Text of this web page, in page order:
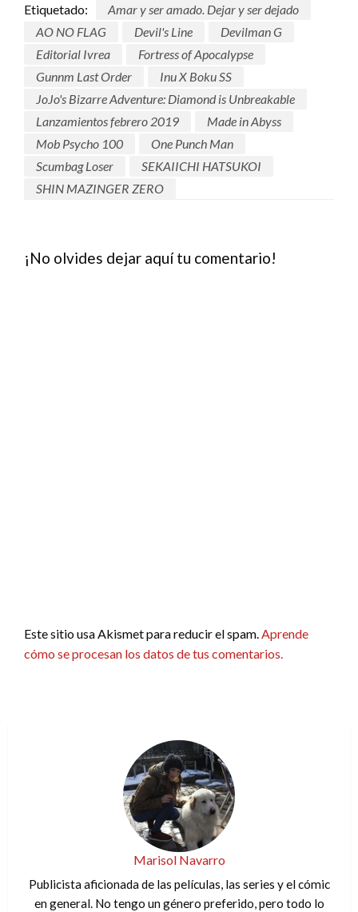
Etiquetado:
Amar y ser amado. Dejar y ser dejado
AO NO FLAG
Devil's Line
Devilman G
Editorial Ivrea
Fortress of Apocalypse
Gunnm Last Order
Inu X Boku SS
JoJo's Bizarre Adventure: Diamond is Unbreakable
Lanzamientos febrero 2019
Made in Abyss
Mob Psycho 100
One Punch Man
Scumbag Loser
SEKAIICHI HATSUKOI
SHIN MAZINGER ZERO
¡No olvides dejar aquí tu comentario!
Este sitio usa Akismet para reducir el spam.Aprende
cómo se procesan los datos de tus comentarios.
Marisol Navarro
Publicista aficionada de las películas, las series y el cómic
en general. No tengo un género preferido, pero todo lo